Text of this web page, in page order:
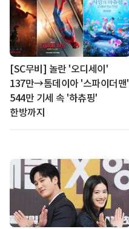
[SC무비] 놀란 '오디세이'
137만→톰데이아 '스파이더맨'
544만 기세 속 '하츄핑'
한방까지